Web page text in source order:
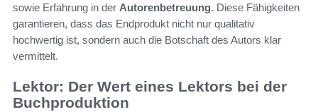
sowie Erfahrung in der Autorenbetreuung. Diese Fähigkeiten
garantieren, dass das Endprodukt nicht nur qualitativ
hochwertig ist, sondern auch die Botschaft des Autors klar
vermittelt.
Lektor: Der Wert eines Lektors bei der
Buchproduktion